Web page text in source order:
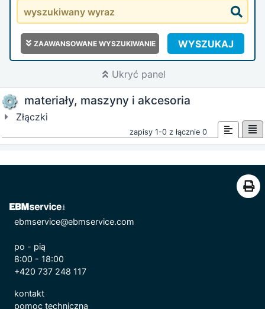
ZAAWANSOWANE WYSZUKIWANIE WYSZUKAJ
Ukryć panel
materiały, maszyny i akcesoria
Złączki
zapisy 1-0 z łącznie 0
ebmservice@ebmservice.com
po - pią
8:00 - 18:00
+420 737 248 117
kontakt
pomoc techniczna